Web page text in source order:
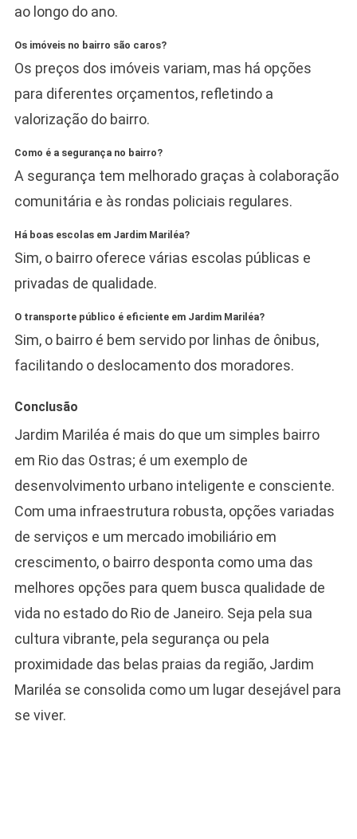
ao longo do ano.
Os imóveis no bairro são caros?
Os preços dos imóveis variam, mas há opções
para diferentes orçamentos, refletindo a
valorização do bairro.
Como é a segurança no bairro?
A segurança tem melhorado graças à colaboração
comunitária e às rondas policiais regulares.
Há boas escolas em Jardim Mariléa?
Sim, o bairro oferece várias escolas públicas e
privadas de qualidade.
O transporte público é eficiente em Jardim Mariléa?
Sim, o bairro é bem servido por linhas de ônibus,
facilitando o deslocamento dos moradores.
Conclusão
Jardim Mariléa é mais do que um simples bairro
em Rio das Ostras; é um exemplo de
desenvolvimento urbano inteligente e consciente.
Com uma infraestrutura robusta, opções variadas
de serviços e um mercado imobiliário em
crescimento, o bairro desponta como uma das
melhores opções para quem busca qualidade de
vida no estado do Rio de Janeiro. Seja pela sua
cultura vibrante, pela segurança ou pela
proximidade das belas praias da região, Jardim
Mariléa se consolida como um lugar desejável para
se viver.